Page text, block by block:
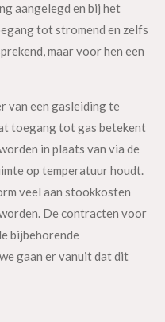
aangelegd en bij het
tot stromend en zelfs
maar voor hen een
van een gasleiding te
toegang tot gas betekent
in plaats van via de
op temperatuur houdt.
veel aan stookkosten
De contracten voor
bijbehorende
gaan er vanuit dat dit